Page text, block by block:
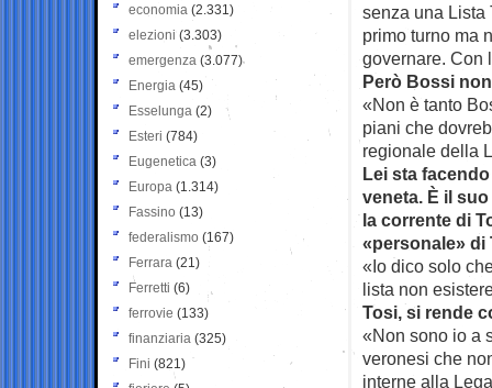
senza una Lista
primo turno ma
governare. Con
Però Bossi
«Non è tanto
piani che
regionale della
Lei sta
veneta. È il
la corrente di
«personale»
«Io dico solo
lista non
Tosi, si rende
«Non sono io a
veronesi che
interne alla
economia (2.331)
elezioni (3.303)
emergenza (3.077)
Energia (45)
Esselunga (2)
Esteri (784)
Eugenetica (3)
Europa (1.314)
Fassino (13)
federalismo (167)
Ferrara (21)
Ferretti (6)
ferrovie (133)
finanziaria (325)
Fini (821)